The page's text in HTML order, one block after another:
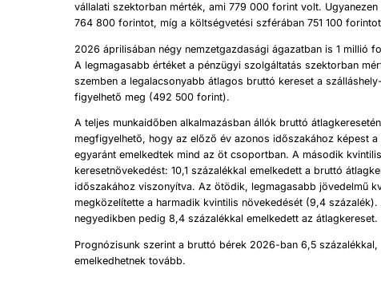
vállalati szektorban mérték, ami 779 000 forint volt.
764 800 forintot, míg a költségvetési szférában 751 100
2026 áprilisában négy nemzetgazdasági ágazatban is 1 millió
A legmagasabb értéket a pénzügyi szolgáltatás szektorban
szemben a legalacsonyabb átlagos bruttó kereset a
figyelhető meg (492 500 forint).
A teljes munkaidőben alkalmazásban állók bruttó
megfigyelhető, hogy az előző év azonos időszakához képest
egyaránt emelkedtek mind az öt csoportban. A második
keresetnövekedést: 10,1 százalékkal emelkedett a bruttó
időszakához viszonyítva. Az ötödik, legmagasabb jövedelmű
megközelítette a harmadik kvintilis növekedését (9,4
negyedikben pedig 8,4 százalékkal emelkedett az átlagkereset.
Prognózisunk szerint a bruttó bérek 2026-ban 6,5
emelkedhetnek tovább.